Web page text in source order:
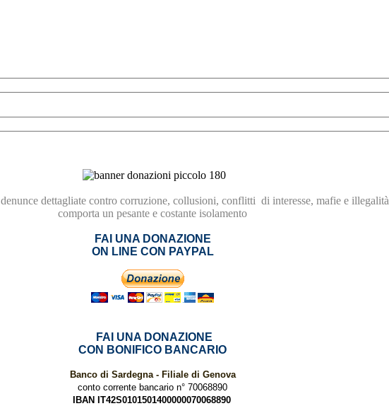
denunce dettagliate contro corruzione, collusioni, conflitti di interesse, mafie e illegalità
comporta un pesante e costante isolamento
FAI UNA DONAZIONE
ON LINE CON PAYPAL
FAI UNA DONAZIONE
CON BONIFICO BANCARIO
Banco di Sardegna - Filiale di Genova
conto corrente bancario n° 70068890
IBAN IT42S0101501400000070068890